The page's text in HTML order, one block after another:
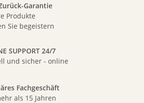
Garantie
Produkte
Sie begeistern
SUPPORT 24/7
und sicher - online
Fachgeschäft
als 15 Jahren